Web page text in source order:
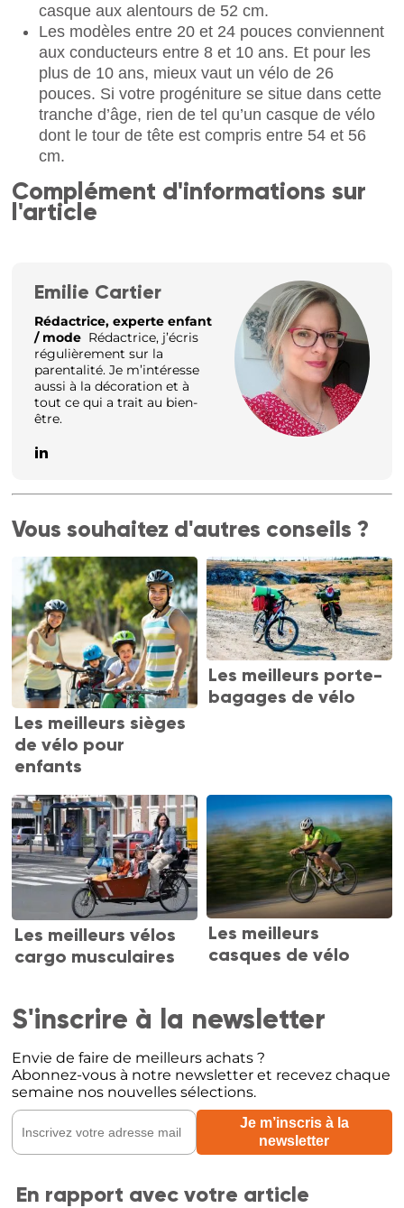
casque aux alentours de 52 cm.
Les modèles entre 20 et 24 pouces conviennent
aux conducteurs entre 8 et 10 ans. Et pour les
plus de 10 ans, mieux vaut un vélo de 26
pouces. Si votre progéniture se situe dans cette
tranche d’âge, rien de tel qu’un casque de vélo
dont le tour de tête est compris entre 54 et 56
cm.
Complément d'informations sur
l'article
Emilie Cartier
Rédactrice, experte enfant
/ mode Rédactrice, j’écris
régulièrement sur la
parentalité. Je m’intéresse
aussi à la décoration et à
tout ce qui a trait au bien-
être.
Vous souhaitez d'autres conseils ?
Les meilleurs sièges
de vélo pour
enfants
Les meilleurs porte-
bagages de vélo
Les meilleurs vélos
cargo musculaires
Les meilleurs
casques de vélo
S'inscrire à la newsletter
Envie de faire de meilleurs achats ?
Abonnez-vous à notre newsletter et recevez chaque
semaine nos nouvelles sélections.
En rapport avec votre article